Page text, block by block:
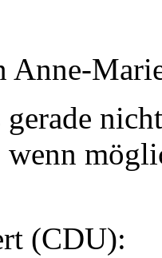
Anne-
gerade
wenn
(CDU):